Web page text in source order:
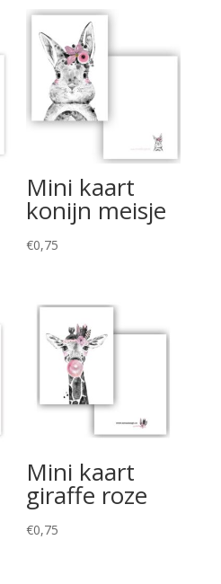
Mini kaart
konijn meisje
€0,75
Mini kaart
giraffe roze
€0,75